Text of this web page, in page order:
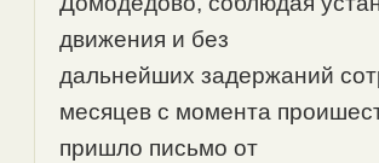
движения и без
дальнейших задержаний
месяцев с момента
пришло письмо от